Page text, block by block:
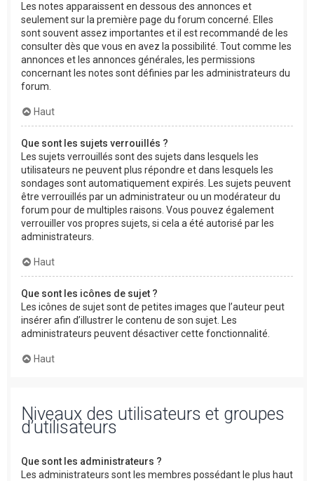
Les notes apparaissent en dessous des annonces et
seulement sur la première page du forum concerné. Elles
sont souvent assez importantes et il est recommandé de les
consulter dès que vous en avez la possibilité. Tout comme les
annonces et les annonces générales, les permissions
concernant les notes sont définies par les administrateurs du
forum.
Haut
Que sont les sujets verrouillés ?
Les sujets verrouillés sont des sujets dans lesquels les
utilisateurs ne peuvent plus répondre et dans lesquels les
sondages sont automatiquement expirés. Les sujets peuvent
être verrouillés par un administrateur ou un modérateur du
forum pour de multiples raisons. Vous pouvez également
verrouiller vos propres sujets, si cela a été autorisé par les
administrateurs.
Haut
Que sont les icônes de sujet ?
Les icônes de sujet sont de petites images que l’auteur peut
insérer afin d’illustrer le contenu de son sujet. Les
administrateurs peuvent désactiver cette fonctionnalité.
Haut
Niveaux des utilisateurs et groupes
d’utilisateurs
Que sont les administrateurs ?
Les administrateurs sont les membres possédant le plus haut